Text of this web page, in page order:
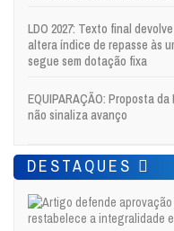
LDO 2027: Texto final
altera índice de repasse às
segue sem dotação fixa
EQUIPARAÇÃO: Proposta
não sinaliza avanço
DESTAQUES